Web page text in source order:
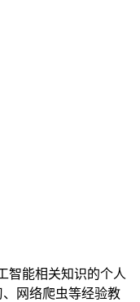
智能相关知识的个人
网络爬虫等经验教